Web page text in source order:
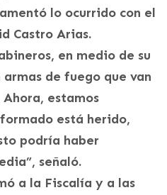
lo ocurrido con el
Castro Arias.
en medio de su
de fuego que van
estamos
está herido,
podría haber
señaló.
a la Fiscalía y a las